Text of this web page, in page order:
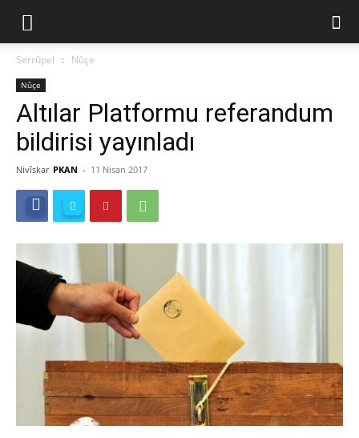
Serrûpel Nûçe
Nûçe
Altılar Platformu referandum
bildirisi yayınladı
Nivîskar PKAN - 11 Nisan 2017